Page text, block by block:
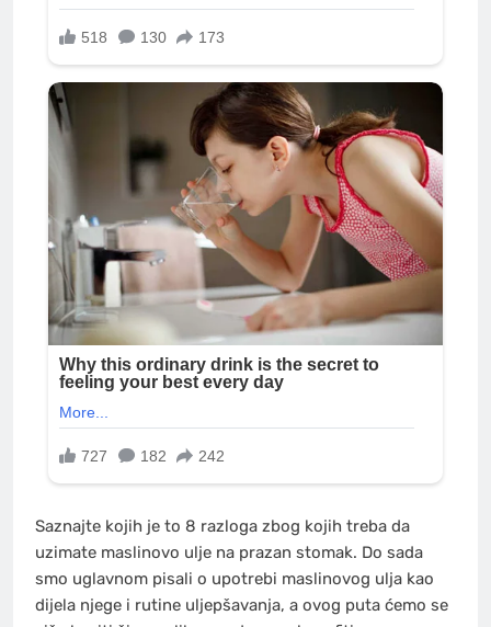
Saznajte kojih je to 8 razloga zbog kojih treba da
uzimate maslinovo ulje na prazan stomak. Do sada
smo uglavnom pisali o upotrebi maslinovog ulja kao
dijela njege i rutine uljepšavanja, a ovog puta ćemo se